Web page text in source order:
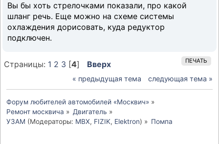
Вы бы хоть стрелочками показали, про какой
шланг речь. Еще можно на схеме системы
охлаждения дорисовать, куда редуктор
подключен.
ПЕЧАТЬ
Страницы: 1 2 3 [4] Вверх
« предыдущая тема следующая тема »
Форум любителей автомобилей «Москвич» »
Ремонт москвича » Двигатель »
УЗАМ (Модераторы: MBX, FIZIK, Elektron) » Помпа